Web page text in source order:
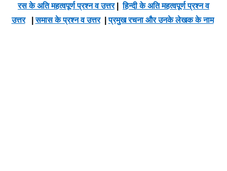
रस के अति महत्वपूर्ण प्रश्न व उत्तर|हिन्दी के अति महत्वपूर्ण प्रश्न व
उत्तर|समास के प्रश्न व उत्तर|प्रमुख रचना और उनके लेखक के नाम